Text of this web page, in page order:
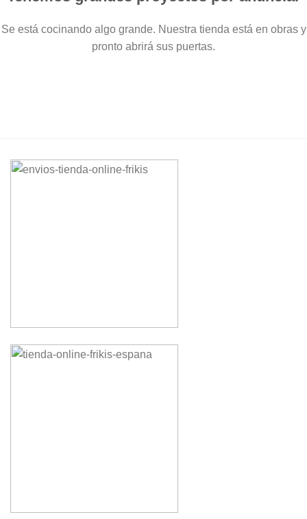
Se está cocinando algo grande. Nuestra tienda está en obras y
pronto abrirá sus puertas.